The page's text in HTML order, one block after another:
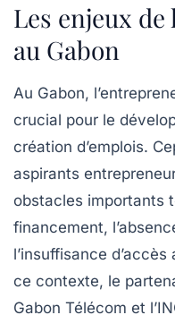
Les enjeux
au Gabon
Au Gabon,
crucial pour le
création d’emplois.
aspirants
obstacles importants
financement,
l’insuffisance
ce contexte, le
Gabon Télécom et